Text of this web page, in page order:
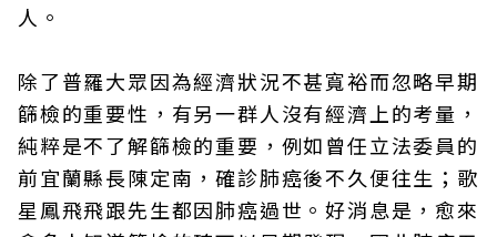
人。
除了普羅大眾因為經濟狀況不甚寬裕而忽略早期
篩檢的重要性，有另一群人沒有經濟上的考量，
純粹是不了解篩檢的重要，例如曾任立法委員的
前宜蘭縣長陳定南，確診肺癌後不久便往生；歌
星鳳飛飛跟先生都因肺癌過世。好消息是，愈來